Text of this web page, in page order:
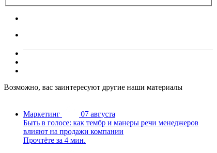
Возможно, вас заинтересуют другие наши материалы
Маркетинг
07 августа
Быть в голосе: как тембр и манеры речи менеджеров
влияют на продажи компании
Прочтёте за 4 мин.